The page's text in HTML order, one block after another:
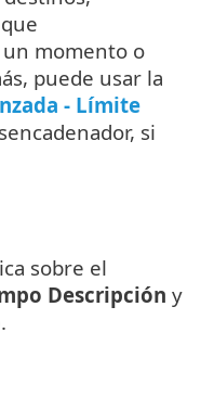
momento o
puede usar la
- Límite
si
sobre el
Descripción y
.